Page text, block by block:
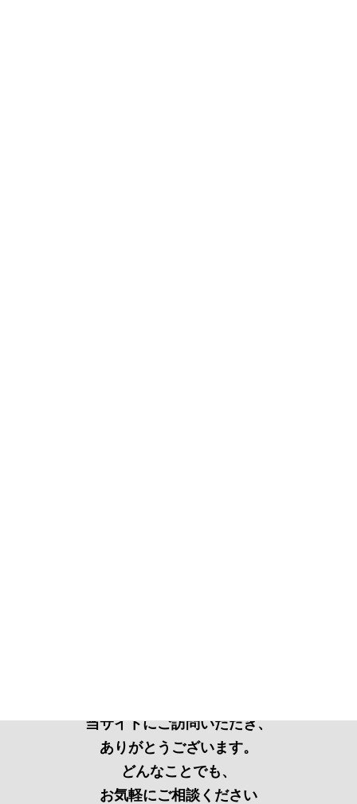
当サイトにご訪問いただき、
ありがとうございます。
どんなことでも、
お気軽にご相談ください